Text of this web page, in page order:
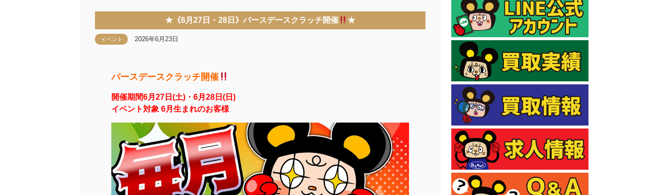
★《6月27日・28日》バースデースクラッチ開催 ★
イベント 2026年6月23日
バースデースクラッチ開催
開催期間6月27日(土)・6月28日(日)
イベント対象 6月生まれのお客様